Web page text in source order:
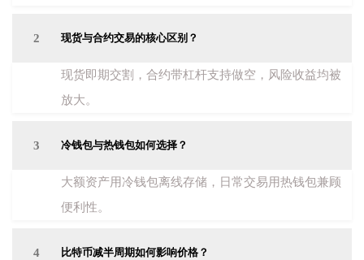
2 现货与合约交易的核心区别？
现货即期交割，合约带杠杆支持做空，风险收益均被
放大。
3 冷钱包与热钱包如何选择？
大额资产用冷钱包离线存储，日常交易用热钱包兼顾
便利性。
4 比特币减半周期如何影响价格？